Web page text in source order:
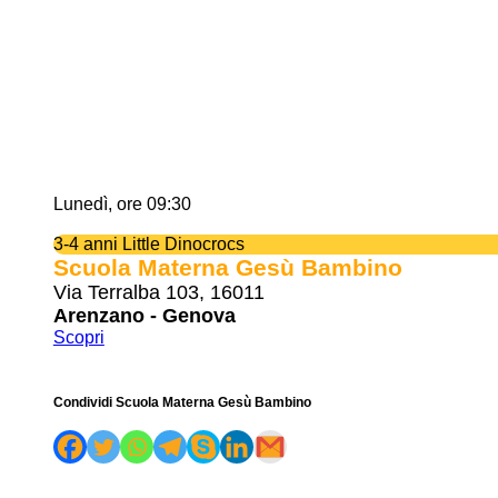
Lunedì, ore 09:30
3-4 anni Little Dinocrocs
Scuola Materna Gesù Bambino
Via Terralba 103, 16011
Arenzano - Genova
Scopri
Condividi Scuola Materna Gesù Bambino